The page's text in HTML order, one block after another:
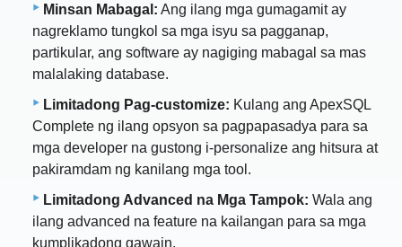
Minsan Mabagal: Ang ilang mga gumagamit ay
nagreklamo tungkol sa mga isyu sa pagganap,
partikular, ang software ay nagiging mabagal sa mas
malalaking database.
Limitadong Pag-customize: Kulang ang ApexSQL
Complete ng ilang opsyon sa pagpapasadya para sa
mga developer na gustong i-personalize ang hitsura at
pakiramdam ng kanilang mga tool.
Limitadong Advanced na Mga Tampok: Wala ang
ilang advanced na feature na kailangan para sa mga
kumplikadong gawain.